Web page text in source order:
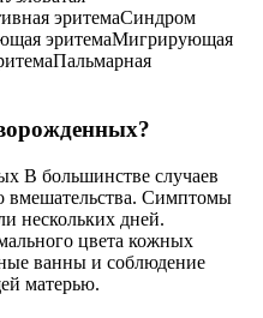
эритемаСиндром
эритемаМигрирующая
В большинстве случаев
вмешательства. Симптомы
нескольких дней.
цвета кожных
ванны и соблюдение
матерью.